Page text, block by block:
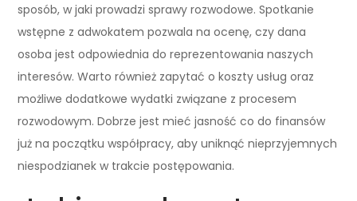
sposób, w jaki prowadzi sprawy rozwodowe. Spotkanie
wstępne z adwokatem pozwala na ocenę, czy dana
osoba jest odpowiednia do reprezentowania naszych
interesów. Warto również zapytać o koszty usług oraz
możliwe dodatkowe wydatki związane z procesem
rozwodowym. Dobrze jest mieć jasność co do finansów
już na początku współpracy, aby uniknąć nieprzyjemnych
niespodzianek w trakcie postępowania.